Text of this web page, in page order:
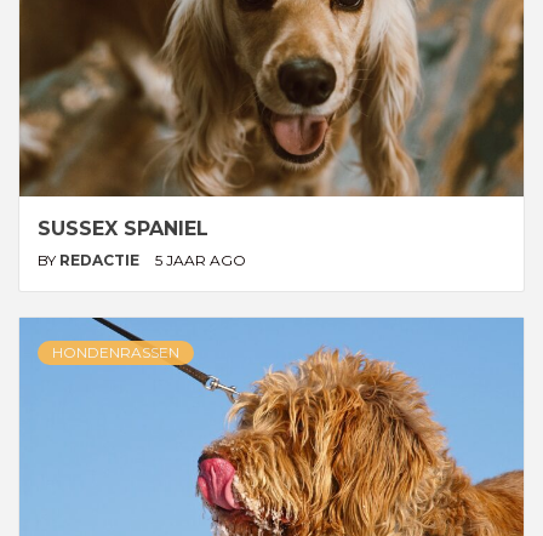
SUSSEX SPANIEL
BY REDACTIE 5 JAAR AGO
HONDENRASSEN